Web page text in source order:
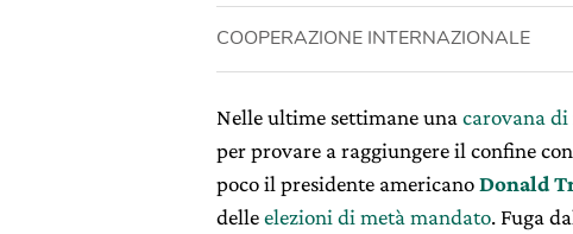
COOPERAZIONE INTERNAZIONALE
Nelle ultime settimane una carovana
per provare a raggiungere il confine
poco il presidente americanoDonald
delleelezioni di metà mandato. Fuga